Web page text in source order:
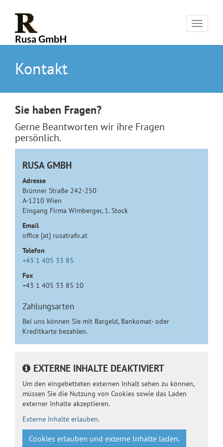
Toggle
Kontakt
Sie haben Fragen?
Gerne Beantworten wir ihre Fragen
persönlich.
RUSA GMBH
Adresse
Brünner Straße 242-250
A-1210 Wien
Eingang Firma Wimberger, 1. Stock
Email
office [at] rusatrafo.at
Telefon
+43 1 405 33 85
Fax
+43 1 405 33 85 10
Zahlungsarten
Bei uns können Sie mit Bargeld, Bankomat- oder
Kreditkarte bezahlen.
EXTERNE INHALTE DEAKTIVIERT
Um den eingebetteten externen Inhalt sehen zu können,
müssen Sie die Nutzung von Cookies sowie das Laden
externer Inhalte akzeptieren.
Externe Inhalte erlauben.
Cookies erlauben und externe Inhalte laden.